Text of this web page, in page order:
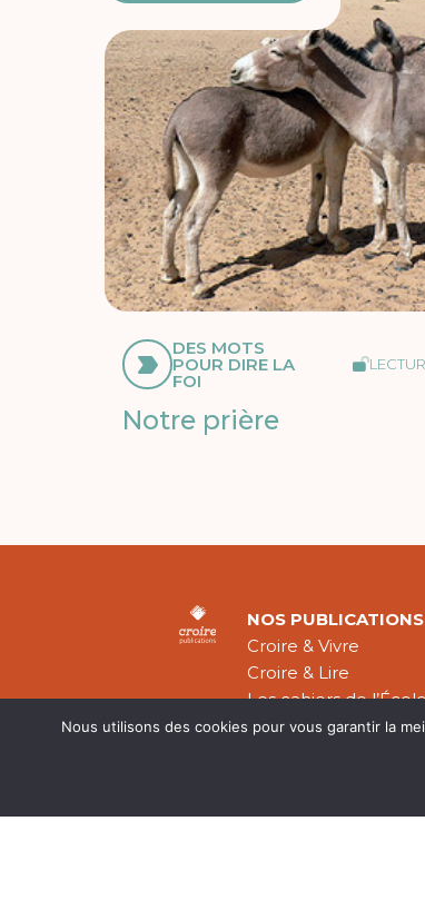
DES MOTS
POUR DIRE LA
FOI
Notre prière
NOS PUBLICATIONS
Croire & Vivre
Croire & Lire
Les cahiers de
Théologie
Nous utilisons des cookies pour vous garantir la